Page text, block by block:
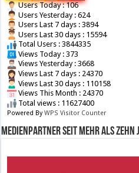
Users Today : 106
Users Yesterday : 624
Users Last 7 days : 3894
Users Last 30 days : 15594
Total Users : 3844335
Views Today : 373
Views Yesterday : 3668
Views Last 7 days : 24370
Views Last 30 days : 110158
Views This Month : 24370
Total views : 11627400
Powered ByWPS Visitor Counter
Medienpartner seit mehr als zehn